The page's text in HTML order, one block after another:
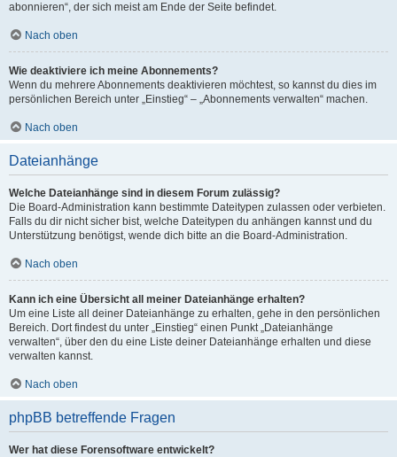
abonnieren“, der sich meist am Ende der Seite befindet.
Nach oben
Wie deaktiviere ich meine Abonnements?
Wenn du mehrere Abonnements deaktivieren möchtest, so kannst du dies im
persönlichen Bereich unter „Einstieg“ – „Abonnements verwalten“ machen.
Nach oben
Dateianhänge
Welche Dateianhänge sind in diesem Forum zulässig?
Die Board-Administration kann bestimmte Dateitypen zulassen oder verbieten.
Falls du dir nicht sicher bist, welche Dateitypen du anhängen kannst und du
Unterstützung benötigst, wende dich bitte an die Board-Administration.
Nach oben
Kann ich eine Übersicht all meiner Dateianhänge erhalten?
Um eine Liste all deiner Dateianhänge zu erhalten, gehe in den persönlichen
Bereich. Dort findest du unter „Einstieg“ einen Punkt „Dateianhänge
verwalten“, über den du eine Liste deiner Dateianhänge erhalten und diese
verwalten kannst.
Nach oben
phpBB betreffende Fragen
Wer hat diese Forensoftware entwickelt?